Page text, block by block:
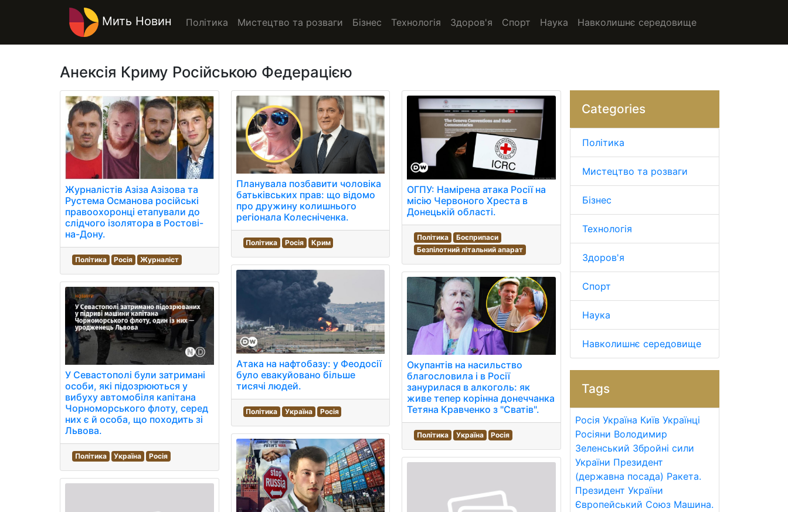
Мить Новин Політика Мистецтво та розваги Бізнес Технологія Здоров'я Спорт Наука Навколишнє середовище
Анексія Криму Російською Федерацією
Журналістів Азіза Азізова та
Рустема Османова російські
правоохоронці етапували до
слідчого ізолятора в Ростові-
на-Дону.
Політика Росія Журналіст
У Севастополі були затримані
особи, які підозрюються у
вибуху автомобіля капітана
Чорноморського флоту, серед
них є й особа, що походить зі
Львова.
Політика Україна Росія
Планувала позбавити чоловіка
батьківських прав: що відомо
про дружину колишнього
регіонала Колесніченка.
Політика Росія Крим
Атака на нафтобазу: у Феодосії
було евакуйовано більше
тисячі людей.
Політика Україна Росія
ОГПУ: Намірена атака Росії на
місію Червоного Хреста в
Донецькій області.
Політика
Боєприпаси
Безпілотний літальний апарат
Окупантів на насильство
благословила і в Росії
занурилася в алкоголь: як
живе тепер корінна донеччанка
Тетяна Кравченко з "Сватів".
Політика Україна Росія
Categories
Політика
Мистецтво та розваги
Бізнес
Технологія
Здоров'я
Спорт
Наука
Навколишнє середовище
Tags
Росія Україна Київ Українці
Росіяни Володимир
Зеленський Збройні сили
України Президент
(державна посада) Ракета.
Президент України
Європейський Союз Машина.